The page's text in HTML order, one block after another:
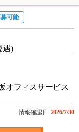
可能
遇)
オフィスサービス
情報確認日 2026/7/30